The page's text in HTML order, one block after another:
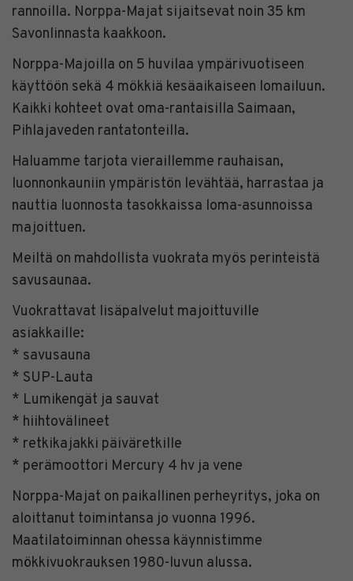
rannoilla. Norppa-Majat sijaitsevat noin 35 km
Savonlinnasta kaakkoon.
Norppa-Majoilla on 5 huvilaa ympärivuotiseen
käyttöön sekä 4 mökkiä kesäaikaiseen lomailuun.
Kaikki kohteet ovat oma-rantaisilla Saimaan,
Pihlajaveden rantatonteilla.
Haluamme tarjota vieraillemme rauhaisan,
luonnonkauniin ympäristön levähtää, harrastaa ja
nauttia luonnosta tasokkaissa loma-asunnoissa
majoittuen.
Meiltä on mahdollista vuokrata myös perinteistä
savusaunaa.
Vuokrattavat lisäpalvelut majoittuville
asiakkaille:
* savusauna
* SUP-Lauta
* Lumikengät ja sauvat
* hiihtovälineet
* retkikajakki päiväretkille
* perämoottori Mercury 4 hv ja vene
Norppa-Majat on paikallinen perheyritys, joka on
aloittanut toimintansa jo vuonna 1996.
Maatilatoiminnan ohessa käynnistimme
mökkivuokrauksen 1980-luvun alussa.